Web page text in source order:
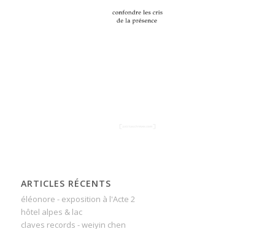
ARTICLES RÉCENTS
éléonore - exposition à l'Acte 2
hôtel alpes & lac
claves records - weiyin chen